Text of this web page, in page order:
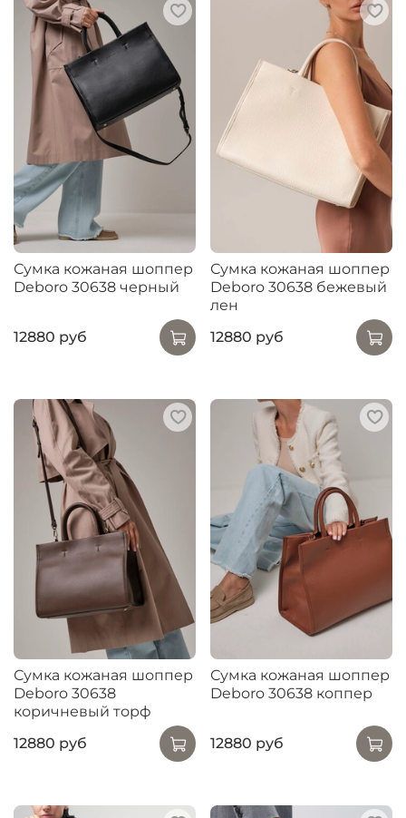
Сумка кожаная шоппер
Deboro 30638 черный
12880 руб
Сумка кожаная шоппер
Deboro 30638 бежевый
лен
12880 руб
Сумка кожаная шоппер
Deboro 30638
коричневый торф
12880 руб
Сумка кожаная шоппер
Deboro 30638 коппер
12880 руб